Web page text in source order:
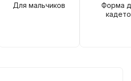
Для мальчиков
Форма